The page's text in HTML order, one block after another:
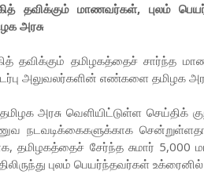
தவிக்கும் மாணவர்கள், புலம்
அரசு
தவிக்கும் தமிழகத்தைச் சார்ந்த
அலுவலர்களின் எண்களை தமிழக
அரசு வெளியிட்டுள்ள செய்திக்
நடவடிக்கைகளுக்காக
தமிழகத்தைச் சேர்ந்த சுமார் 5,000
புலம் பெயர்ந்தவர்கள்